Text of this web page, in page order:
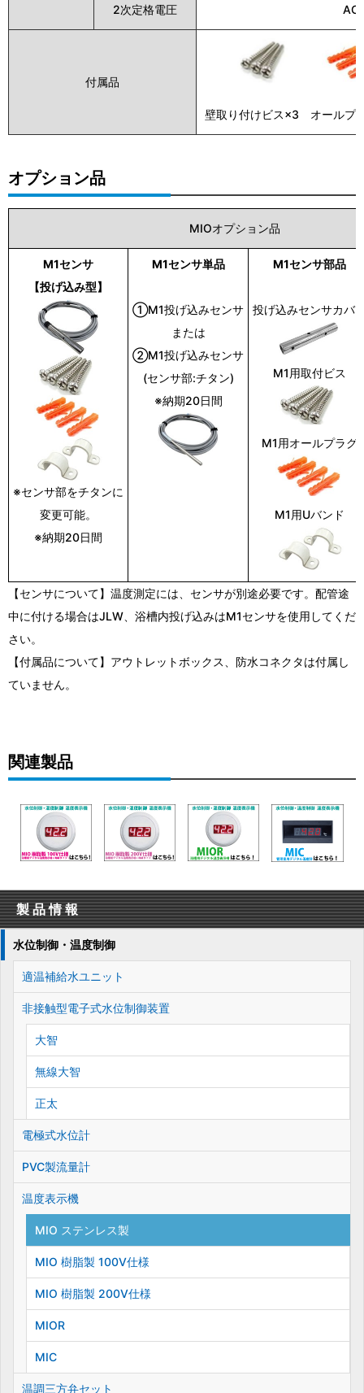
2次定格電圧
付属品
壁取り付けビス×3 オールプ
オプション品
MIOオプション品
M1センサ
【投げ込み型】
※センサ部をチタンに
変更可能。
※納期20日間
M1センサ単品
①M1投げ込みセンサ
または
②M1投げ込みセンサ
(センサ部:チタン)
※納期20日間
M1センサ部品
投げ込みセンサカバ
M1用取付ビス
M1用オールプラグ
M1用Uバンド
【センサについて】温度測定には、センサが別途必要です。配管途
中に付ける場合はJLW、浴槽内投げ込みはM1センサを使用してくだ
さい。
【付属品について】アウトレットボックス、防水コネクタは付属し
ていません。
関連製品
製品情報
水位制御・温度制御
適温補給水ユニット
非接触型電子式水位制御装置
大智
無線大智
正太
電極式水位計
PVC製流量計
温度表示機
MIO ステンレス製
MIO 樹脂製 100V仕様
MIO 樹脂製 200V仕様
MIOR
MIC
温調三方弁セット